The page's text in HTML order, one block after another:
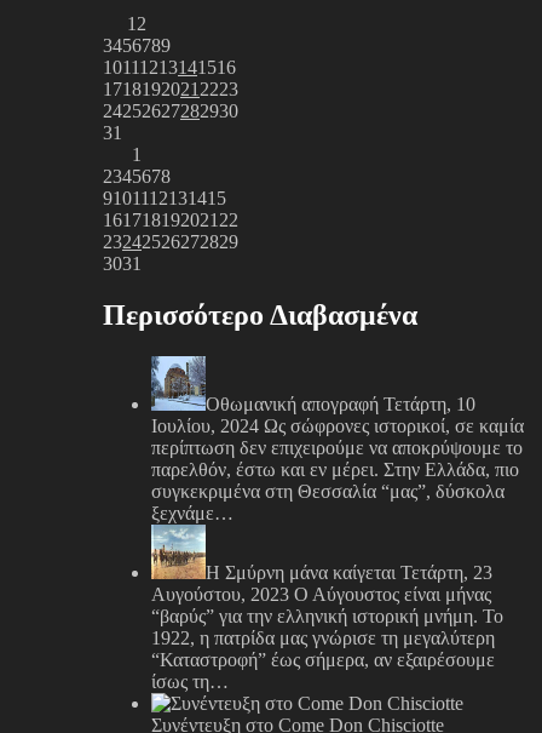
1 2
3456789
10111213141516
1718192021 2223
24252627282930
31
1
2345678
9101112131415
161718192021 22
23242526272829
3031
Περισσότερο Διαβασμένα
Οθωμανική απογραφή Τετάρτη, 10
Ιουλίου, 2024 Ως σώφρονες ιστορικοί, σε καμία
περίπτωση δεν επιχειρούμε να αποκρύψουμε το
παρελθόν, έστω και εν μέρει. Στην Ελλάδα, πιο
συγκεκριμένα στη Θεσσαλία “μας”, δύσκολα
ξεχνάμε…
Η Σμύρνη μάνα καίγεται Τετάρτη, 23
Αυγούστου, 2023 Ο Αύγουστος είναι μήνας
“βαρύς” για την ελληνική ιστορική μνήμη. Το
1922, η πατρίδα μας γνώρισε τη μεγαλύτερη
“Καταστροφή” έως σήμερα, αν εξαιρέσουμε
ίσως τη…
Συνέντευξη στο Come Don Chisciotte